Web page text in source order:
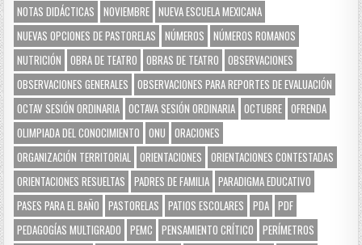
NOTAS DIDÁCTICAS
NOVIEMBRE NUEVA ESCUELA MEXICANA
NUEVAS OPCIONES DE PASTORELAS
NÚMEROS
NÚMEROS ROMANOS
NUTRICIÓN
OBRA DE TEATRO OBRAS DE TEATRO
OBSERVACIONES
OBSERVACIONES GENERALES
OBSERVACIONES PARA REPORTES DE EVALUACIÓN
OCTAV SESIÓN ORDINARIA OCTAVA SESIÓN ORDINARIA OCTUBRE OFRENDA
OLIMPIADA DEL CONOCIMIENTO
ONU
ORACIONES
ORGANIZACIÓN TERRITORIAL ORIENTACIONES
ORIENTACIONES CONTESTADAS
ORIENTACIONES RESUELTAS
PADRES DE FAMILIA PARADIGMA EDUCATIVO
PASES PARA EL BAÑO
PASTORELAS PATIOS ESCOLARES PDA PDF
PEDAGOGÍAS MULTIGRADO
PEMC PENSAMIENTO CRÍTICO
PERÍMETROS